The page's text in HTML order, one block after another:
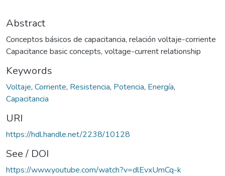
Abstract
Conceptos básicos de capacitancia, relación voltaje-corriente
Capacitance basic concepts, voltage-current relationship
Keywords
Voltaje, Corriente, Resistencia, Potencia, Energía,
Capacitancia
URI
https://hdl.handle.net/2238/10128
See / DOI
https://www.youtube.com/watch?v=dlEvxUmCq-k